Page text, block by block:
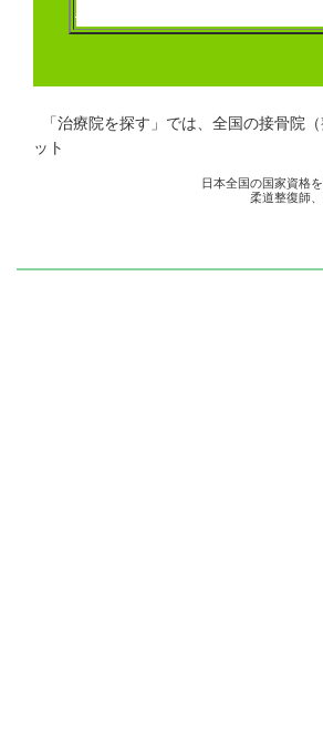
「治療院を探す」では、全国の接骨
ット
日本全国の国家資格
柔道整復師